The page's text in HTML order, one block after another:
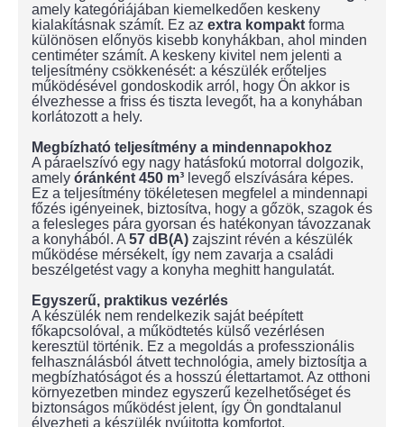
amely kategóriájában kiemelkedően keskeny
kialakításnak számít. Ez az extra kompakt forma
különösen előnyös kisebb konyhákban, ahol minden
centiméter számít. A keskeny kivitel nem jelenti a
teljesítmény csökkenését: a készülék erőteljes
működésével gondoskodik arról, hogy Ön akkor is
élvezhesse a friss és tiszta levegőt, ha a konyhában
korlátozott a hely.
Megbízható teljesítmény a mindennapokhoz
A páraelszívó egy nagy hatásfokú motorral dolgozik,
amely óránként 450 m³ levegő elszívására képes.
Ez a teljesítmény tökéletesen megfelel a mindennapi
főzés igényeinek, biztosítva, hogy a gőzök, szagok és
a felesleges pára gyorsan és hatékonyan távozzanak
a konyhából. A 57 dB(A) zajszint révén a készülék
működése mérsékelt, így nem zavarja a családi
beszélgetést vagy a konyha meghitt hangulatát.
Egyszerű, praktikus vezérlés
A készülék nem rendelkezik saját beépített
főkapcsolóval, a működtetés külső vezérlésen
keresztül történik. Ez a megoldás a professzionális
felhasználásból átvett technológia, amely biztosítja a
megbízhatóságot és a hosszú élettartamot. Az otthoni
környezetben mindez egyszerű kezelhetőséget és
biztonságos működést jelent, így Ön gondtalanul
élvezheti a készülék nyújtotta komfortot.